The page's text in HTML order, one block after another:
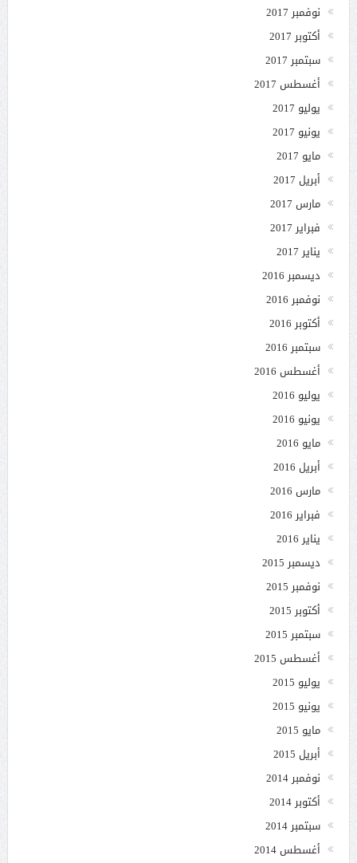
نوفمبر 2017
أكتوبر 2017
سبتمبر 2017
أغسطس 2017
يوليو 2017
يونيو 2017
مايو 2017
أبريل 2017
مارس 2017
فبراير 2017
يناير 2017
ديسمبر 2016
نوفمبر 2016
أكتوبر 2016
سبتمبر 2016
أغسطس 2016
يوليو 2016
يونيو 2016
مايو 2016
أبريل 2016
مارس 2016
فبراير 2016
يناير 2016
ديسمبر 2015
نوفمبر 2015
أكتوبر 2015
سبتمبر 2015
أغسطس 2015
يوليو 2015
يونيو 2015
مايو 2015
أبريل 2015
نوفمبر 2014
أكتوبر 2014
سبتمبر 2014
أغسطس 2014